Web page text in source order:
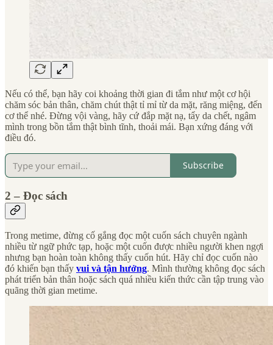
Nếu có thể, bạn hãy coi khoảng thời gian đi tắm như một cơ hội
chăm sóc bản thân, chăm chút thật tỉ mỉ từ da mặt, răng miệng, đến
cơ thể nhé. Đừng vội vàng, hãy cứ đắp mặt nạ, tẩy da chết, ngâm
mình trong bồn tắm thật bình tĩnh, thoải mái. Bạn xứng đáng với
điều đó.
Subscribe
2 – Đọc sách
Trong metime, đừng cố gắng đọc một cuốn sách chuyên ngành
nhiều từ ngữ phức tạp, hoặc một cuốn được nhiều người khen ngợi
nhưng bạn hoàn toàn không thấy cuốn hút. Hãy chỉ đọc cuốn nào
đó khiến bạn thấy vui và tận hưởng. Mình thường không đọc sách
phát triển bản thân hoặc sách quá nhiều kiến thức cần tập trung vào
quãng thời gian metime.